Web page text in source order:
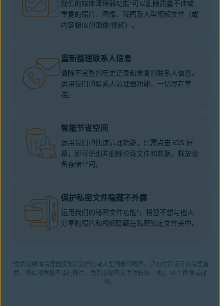
我们的媒体清理器功能*可以删除质量不佳或
重复的照片、图像、截图及大型视频文件（或
内容相似的图像/视频）。
重新整理联系人信息
清除不完整的历史记录和重复的联系人信息。
运用我们的联系人清理器功能，一切尽在掌
控。
智能节省空间
运用我们的快速清理功能，只需点击 iOS 屏
幕，即可识别并删除垃圾文件和数据，释放设
备存储空间。
保护私密文件隐藏不外露
运用我们的秘密文件功能*，将您不想与他人
分享的照片和视频隐藏在私密锁定文件夹中。
*免费版媒体清理器仅能识别旧的或大型图像和截图。只有付费版可以清理重
复、相似和质量不佳的照片。免费版秘密文件功能的上限是 10 个图像或视
频。